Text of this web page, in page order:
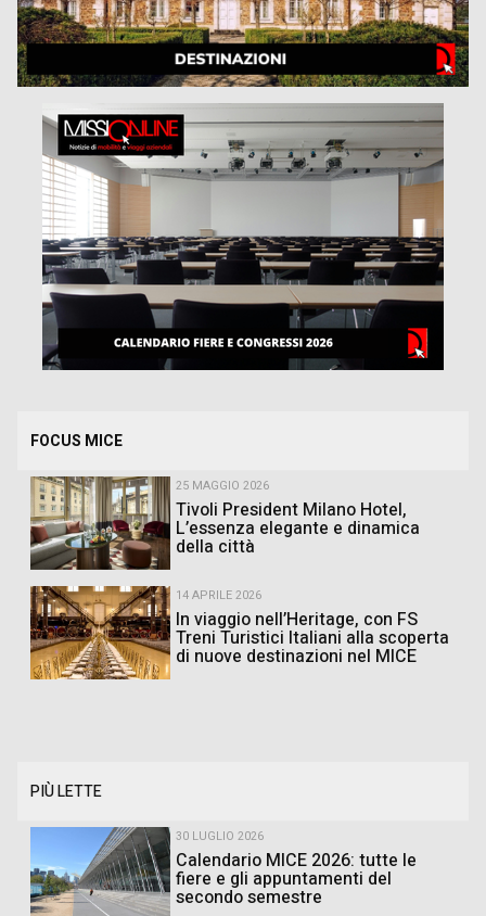
FOCUS MICE
25 MAGGIO 2026
Tivoli President Milano Hotel,
L’essenza elegante e dinamica
della città
14 APRILE 2026
In viaggio nell’Heritage, con FS
Treni Turistici Italiani alla scoperta
di nuove destinazioni nel MICE
PIÙ LETTE
30 LUGLIO 2026
Calendario MICE 2026: tutte le
fiere e gli appuntamenti del
secondo semestre